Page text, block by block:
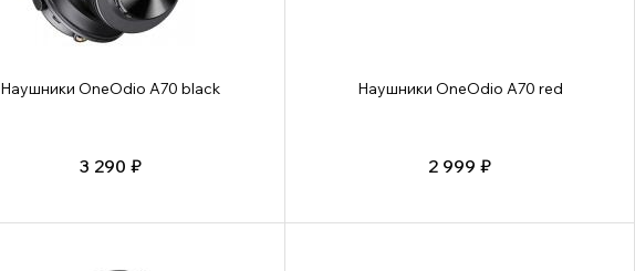
Наушники OneOdio A70 black
3 290 ₽
Наушники OneOdio A70 red
2 999 ₽